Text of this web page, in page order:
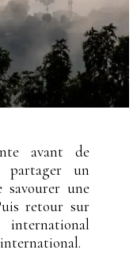
avant de
un
savourer une
retour sur